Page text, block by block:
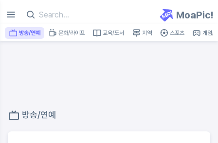
MoaPic!
방송/연예 문화/라이프 교육/도서 지역 스포츠 게임/
방송/연예